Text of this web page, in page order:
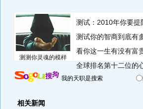
测测你灵魂的模样
测试：2010年你要提
测试你的智商到底有
看你这一生有没有富
全球排名第十二位的
我的天职是搜索
相关新闻